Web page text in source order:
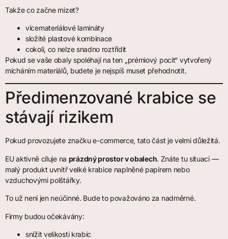
Takže co začne mizet?
vícemateriálové lamináty
složité plastové kombinace
cokoli, co nelze snadno roztřídit
Pokud se vaše obaly spoléhají na ten „prémiový pocit“ vytvořený
mícháním materiálů, budete je nejspíš muset přehodnotit.
Předimenzované krabice se
stávají rizikem
Pokud provozujete značku e-commerce, tato část je velmi důležitá.
EU aktivně cíluje na prázdný prostor v obalech. Znáte tu situaci —
malý produkt uvnitř velké krabice naplněné papírem nebo
vzduchovými polštářky.
To už není jen neúčinné. Bude to považováno za nadměrné.
Firmy budou očekávány:
snížit velikosti krabic